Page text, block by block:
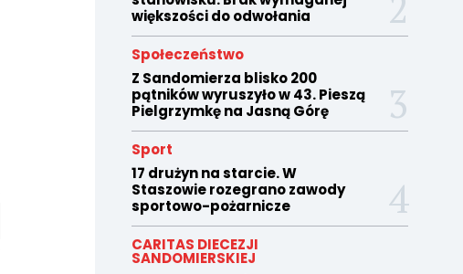
większości do odwołania
Społeczeństwo
Z Sandomierza blisko 200
pątników wyruszyło w 43. Pieszą
Pielgrzymkę na Jasną Górę
Sport
17 drużyn na starcie. W
Staszowie rozegrano zawody
sportowo-pożarnicze
CARITAS DIECEZJI
SANDOMIERSKIEJ